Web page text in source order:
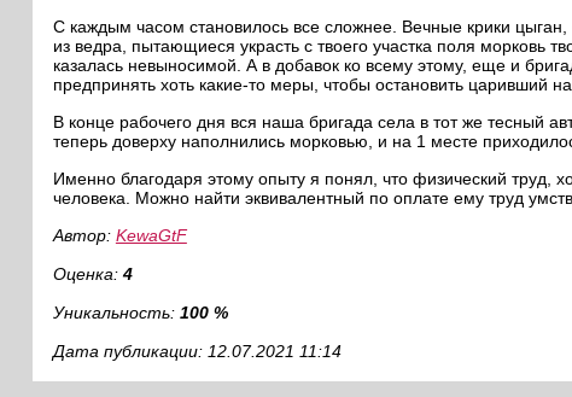
С каждым часом становилось все сложнее. Вечные крики
из ведра, пытающиеся украсть с твоего участка поля морковь
казалась невыносимой. А в добавок ко всему этому, еще и
предпринять хоть какие-то меры, чтобы остановить царивший
В конце рабочего дня вся наша бригада села в тот же тесный
теперь доверху наполнились морковью, и на 1 месте
Именно благодаря этому опыту я понял, что физический труд,
человека. Можно найти эквивалентный по оплате ему труд
Автор: KewaGtF
Оценка: 4
Уникальность: 100 %
Дата публикации: 12.07.2021 11:14